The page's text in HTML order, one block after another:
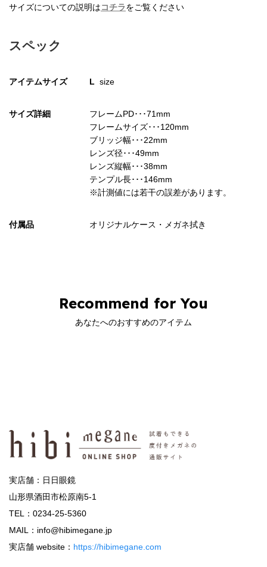
サイズについての説明はコチラをご覧ください
スペック
アイテムサイズ L size
サイズ詳細
フレームPD･･･71mm
フレームサイズ･･･120mm
ブリッジ幅･･･22mm
レンズ径･･･49mm
レンズ縦幅･･･38mm
テンプル長･･･146mm
※計測値には若干の誤差があります。
付属品 オリジナルケース・メガネ拭き
Recommend for You
あなたへのおすすめのアイテム
実店舗：日日眼鏡
山形県酒田市松原南5-1
TEL：0234-25-5360
MAIL：info@hibimegane.jp
実店舗 website： https://hibimegane.com